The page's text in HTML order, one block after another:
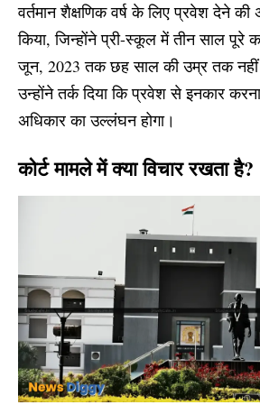
वर्तमान शैक्षणिक वर्ष के लिए प्रवेश देने
किया, जिन्होंने प्री-स्कूल में तीन साल पूरे
जून, 2023 तक छह साल की उम्र तक
उन्होंने तर्क दिया कि प्रवेश से इनकार
अधिकार का उल्लंघन होगा।
कोर्ट मामले में क्या विचार रखता है?